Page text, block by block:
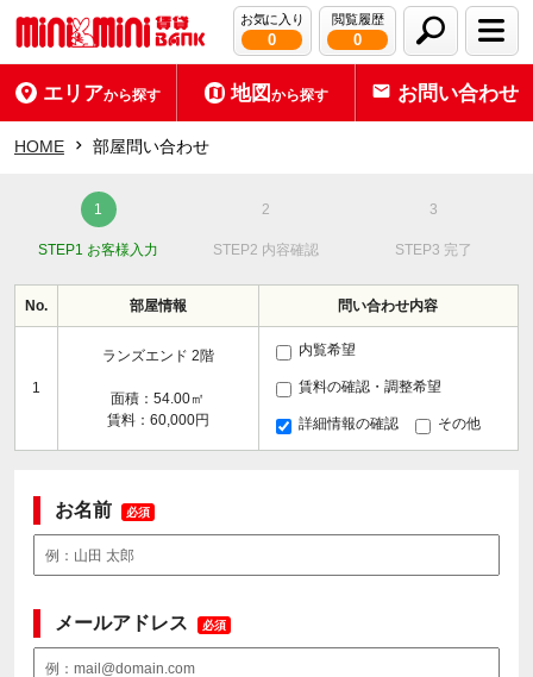
お気に入り
0
閲覧履歴
0
エリアから探す 地図から探す お問い合わせ
HOME 部屋問い合わせ
STEP1 お客様入力 STEP2 内容確認 STEP3 完了
No. 部屋情報 問い合わせ内容
1
ランズエンド 2階
面積：54.00㎡
賃料：60,000円
内覧希望
賃料の確認・調整希望
詳細情報の確認 その他
お名前 必須
メールアドレス 必須